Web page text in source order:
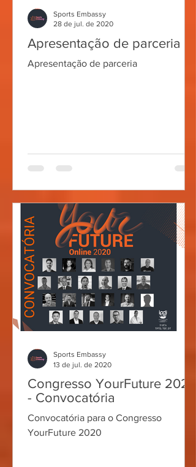
Apresentação de parceria
Apresentação de parceria
Sports Embassy
28 de jul. de 2020
Congresso YourFuture 2020
- Convocatória
Convocatória para o Congresso
YourFuture 2020
Sports Embassy
13 de jul. de 2020